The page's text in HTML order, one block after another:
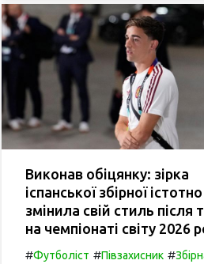
Виконав обіцянку: зірка
іспанської збірної істотно
змінила свій стиль після
на чемпіонаті світу 2026
#Футболіст #Півзахисник #